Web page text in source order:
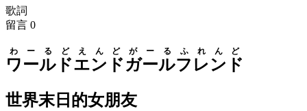
歌詞
留言 0
ワールドエンド
わーるどえんど
ガールフレンド
がーるふれんど
世界末日的女朋友